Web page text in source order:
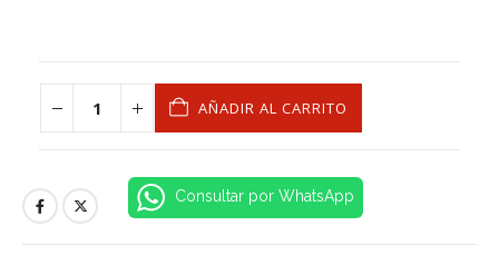
AÑADIR AL CARRITO
Consultar por WhatsApp